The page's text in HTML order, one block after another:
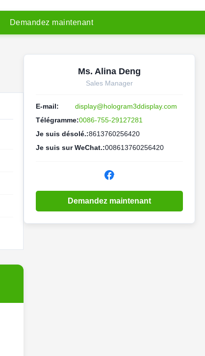
Demandez maintenant
Ms. Alina Deng
Sales Manager
E-mail:
display@hologram3ddisplay.com
Télégramme:0086-755-29127281
Je suis désolé.:8613760256420
Je suis sur WeChat.:008613760256420
Demandez maintenant